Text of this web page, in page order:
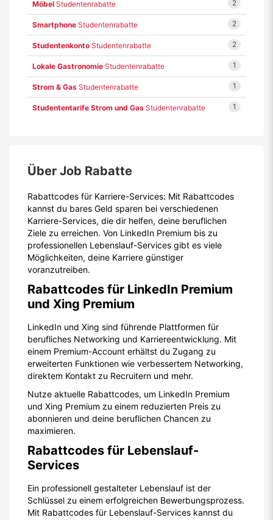
Möbel Studentenrabatte 2
Smartphone Studentenrabatte 2
Studentenkonto Studentenrabatte 2
Lokale Gastronomie Studentenrabatte 1
Strom & Gas Studentenrabatte 1
Studententarife Strom und Gas Studentenrabatte 1
Über Job Rabatte
Rabattcodes für Karriere-Services: Mit Rabattcodes
kannst du bares Geld sparen bei verschiedenen
Karriere-Services, die dir helfen, deine beruflichen
Ziele zu erreichen. Von LinkedIn Premium bis zu
professionellen Lebenslauf-Services gibt es viele
Möglichkeiten, deine Karriere günstiger
voranzutreiben.
Rabattcodes für LinkedIn Premium
und Xing Premium
LinkedIn und Xing sind führende Plattformen für
berufliches Networking und Karriereentwicklung. Mit
einem Premium-Account erhältst du Zugang zu
erweiterten Funktionen wie verbessertem Networking,
direktem Kontakt zu Recruitern und mehr.
Nutze aktuelle Rabattcodes, um LinkedIn Premium
und Xing Premium zu einem reduzierten Preis zu
abonnieren und deine beruflichen Chancen zu
maximieren.
Rabattcodes für Lebenslauf-
Services
Ein professionell gestalteter Lebenslauf ist der
Schlüssel zu einem erfolgreichen Bewerbungsprozess.
Mit Rabattcodes für Lebenslauf-Services kannst du